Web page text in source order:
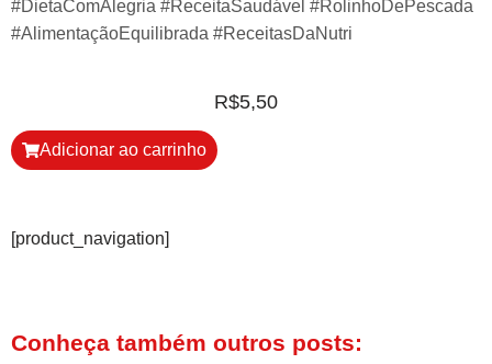
#DietaComAlegria #ReceitaSaudável #RolinhoDePescada
#AlimentaçãoEquilibrada #ReceitasDaNutri
R$5,50
Adicionar ao carrinho
[product_navigation]
Conheça também outros posts: